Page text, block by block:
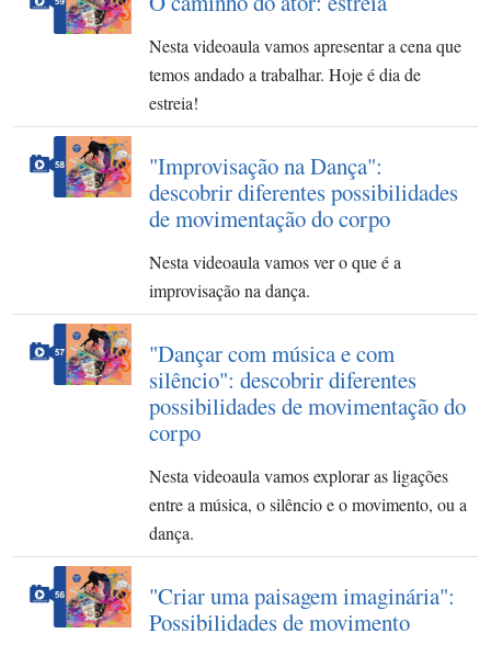
Nesta videoaula vamos apresentar a cena que
temos andado a trabalhar. Hoje é dia de
estreia!
"Improvisação na Dança":
descobrir diferentes possibilidades
de movimentação do corpo
Nesta videoaula vamos ver o que é a
improvisação na dança.
"Dançar com música e com
silêncio": descobrir diferentes
possibilidades de movimentação do
corpo
Nesta videoaula vamos explorar as ligações
entre a música, o silêncio e o movimento, ou a
dança.
"Criar uma paisagem imaginária":
Possibilidades de movimento